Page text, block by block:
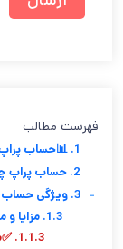
فهرست مطالب
1. 📊حساب پراپ فارکس چیست؟ - اموزش حساب پراپ
2. حساب پراپ چیست؟
3. ویژگی حساب های پراپ فارکس -
1.3. مزایا و معایب حساب پراپ
1.1.3. ✅مزایا حساب پراپ در فارکس